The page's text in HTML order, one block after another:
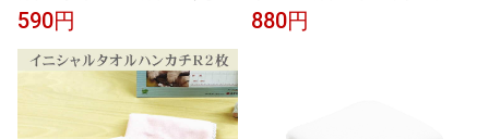
割り人形 プチギフトShinzi K
atoh
590円
ット刺繍 ＞ チェック柄 大人か
わいい 綿100％ スリット糸使用
880円